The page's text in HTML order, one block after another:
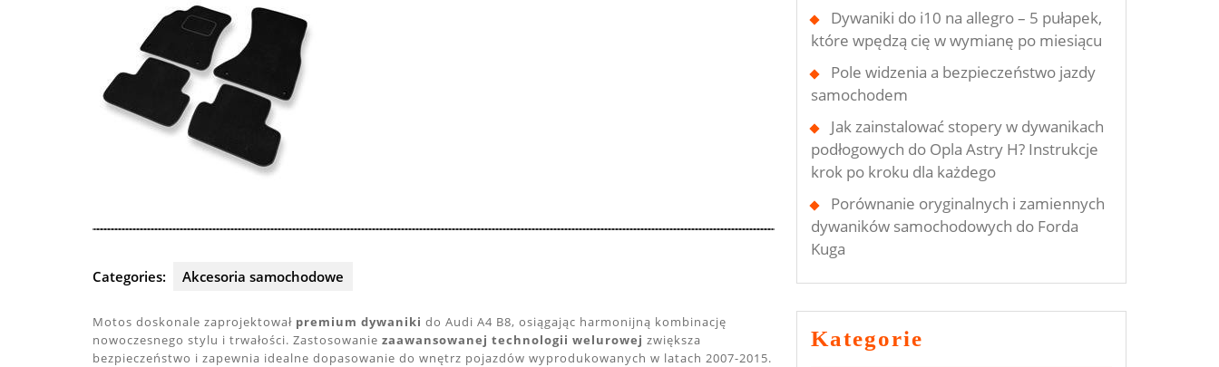
Categories: Akcesoria samochodowe
Motos doskonale zaprojektował premium dywaniki do Audi A4 B8, osiągając harmonijną kombinację
nowoczesnego stylu i trwałości. Zastosowanie zaawansowanej technologii welurowej zwiększa
bezpieczeństwo i zapewnia idealne dopasowanie do wnętrz pojazdów wyprodukowanych w latach 2007-2015.
Dywaniki do i10 na allegro – 5 pułapek,
które wpędzą cię w wymianę po miesiącu
Pole widzenia a bezpieczeństwo jazdy
samochodem
Jak zainstalować stopery w dywanikach
podłogowych do Opla Astry H? Instrukcje
krok po kroku dla każdego
Porównanie oryginalnych i zamiennych
dywaników samochodowych do Forda
Kuga
Kategorie